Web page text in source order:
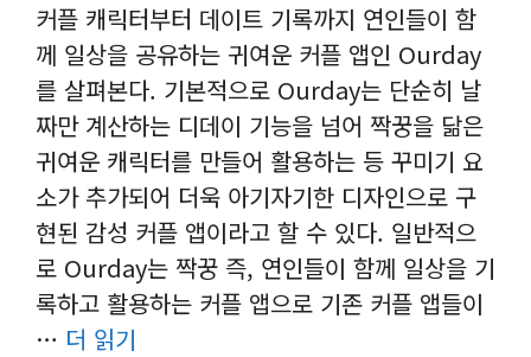
커플 캐릭터부터 데이트 기록까지 연인들이 함
께 일상을 공유하는 귀여운 커플 앱인 Ourday
를 살펴본다. 기본적으로 Ourday는 단순히 날
짜만 계산하는 디데이 기능을 넘어 짝꿍을 닮은
귀여운 캐릭터를 만들어 활용하는 등 꾸미기 요
소가 추가되어 더욱 아기자기한 디자인으로 구
현된 감성 커플 앱이라고 할 수 있다. 일반적으
로 Ourday는 짝꿍 즉, 연인들이 함께 일상을 기
록하고 활용하는 커플 앱으로 기존 커플 앱들이
… 더 읽기